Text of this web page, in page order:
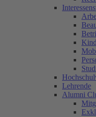
Lehrende
Alumni